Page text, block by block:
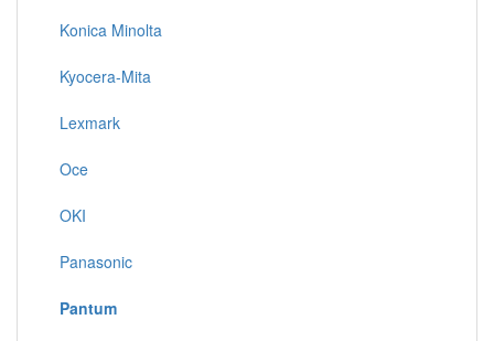
Konica Minolta
Kyocera-Mita
Lexmark
Oce
OKI
Panasonic
Pantum